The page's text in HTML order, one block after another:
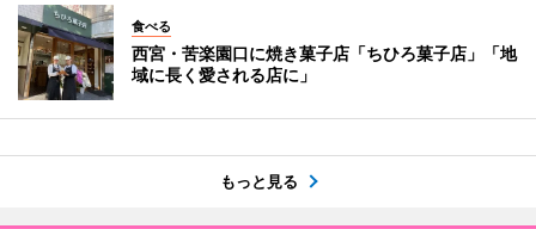
食べる
西宮・苦楽園口に焼き菓子店「ちひろ菓子店」「地
域に長く愛される店に」
もっと見る